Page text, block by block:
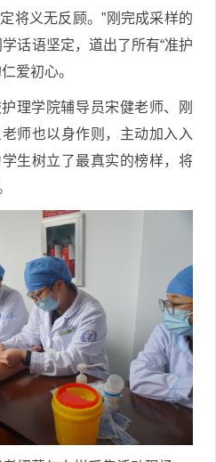
将义无反顾。”刚完成采样的
话语坚定，道出了所有“准护
爱初心。
理学院辅导员宋健老师、刚
师也以身作则，主动加入入
生树立了最真实的榜样，将